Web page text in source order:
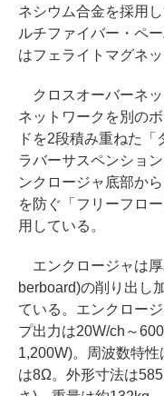
ネシウム合金を採用
ルチファイバー・ペ
はフェライトマグネッ
クロスオーバーネ
ネットワークを別の
ドを2段積み重ねた
ラバーサスペンショ
ンクロージャ底部か
を防ぐ「フリーフロ
用している。
エンクロージャは
berboard)の削り出し
ている。エンクロー
プ出力は20W/ch～
1,200W)。周波数特
は8Ω。外形寸法は